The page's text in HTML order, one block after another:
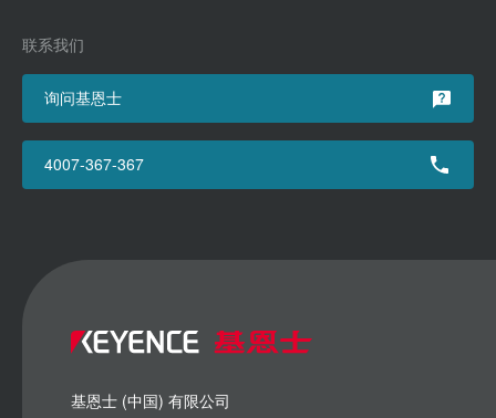
联系我们
询问基恩士
4007-367-367
基恩士 (中国) 有限公司